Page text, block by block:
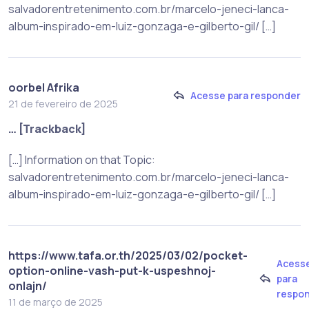
salvadorentretenimento.com.br/marcelo-jeneci-lanca-
album-inspirado-em-luiz-gonzaga-e-gilberto-gil/ […]
oorbel Afrika
21 de fevereiro de 2025
Acesse para responder
… [Trackback]
[…] Information on that Topic:
salvadorentretenimento.com.br/marcelo-jeneci-lanca-
album-inspirado-em-luiz-gonzaga-e-gilberto-gil/ […]
https://www.tafa.or.th/2025/03/02/pocket-
option-online-vash-put-k-uspeshnoj-
onlajn/
11 de março de 2025
para